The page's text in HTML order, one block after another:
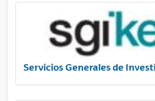
Servicios Generales de